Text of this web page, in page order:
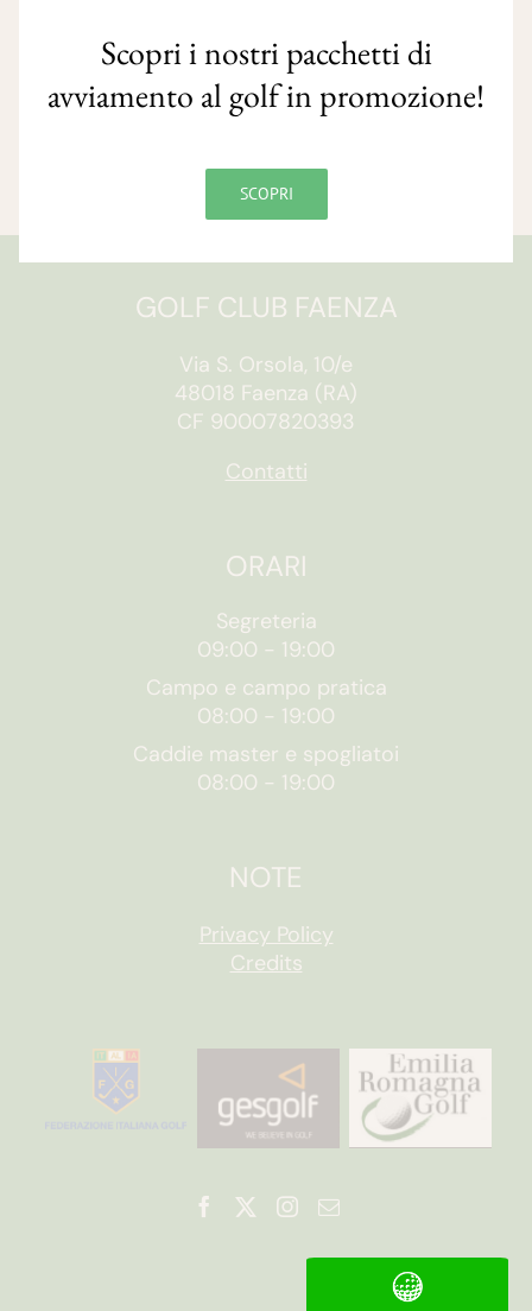
GOLF CLUB FAENZA
Via S. Orsola, 10/e
48018 Faenza (RA)
CF 90007820393
Contatti
ORARI
Segreteria
09:00 - 19:00
Campo e campo pratica
08:00 - 19:00
Caddie master e spogliatoi
08:00 - 19:00
NOTE
Privacy Policy
Credits
Scopri i nostri pacchetti di
avviamento al golf in promozione!
SCOPRI